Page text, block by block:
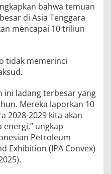
bahwa temuan
di Asia Tenggara
mencapai 10 triliun
tidak memerinci
ini ladang terbesar yang
Mereka laporkan 10
2028-2029 kita akan
ungkap
Petroleum
Exhibition (IPA Convex)